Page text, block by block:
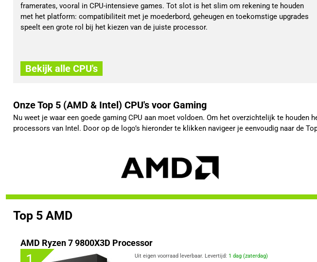
framerates, vooral in CPU-intensieve games. Tot slot is het slim om rekening te houden
met het platform: compatibiliteit met je moederbord, geheugen en toekomstige upgrades
speelt een grote rol bij het kiezen van de juiste processor.
Bekijk alle CPU's
Onze Top 5 (AMD & Intel) CPU's voor Gaming
Nu weet je waar een goede gaming CPU aan moet voldoen. Om het overzichtelijk te houden
processors van Intel. Door op de logo’s hieronder te klikken navigeer je eenvoudig naar de
Top 5 AMD
AMD Ryzen 7 9800X3D Processor
Uit eigen voorraad leverbaar. Levertijd: 1 dag (zaterdag)